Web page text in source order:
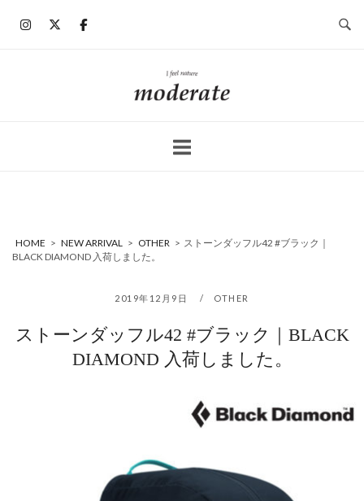
ホ
ー
HOME > NEW ARRIVAL > OTHER > ストーンダッフル42 #ブラック｜
BLACK DIAMOND 入荷しました。
2019年12月9日 OTHER
ストーンダッフル42 #ブラック｜BLACK
DIAMOND 入荷しました。